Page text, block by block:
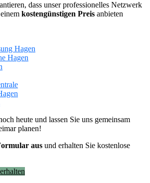
dass unser professionelles Netzwerk
kostengünstigen Preis anbieten
Hagen
Hagen
heute und lassen Sie uns gemeinsam
planen!
aus und erhalten Sie kostenlose